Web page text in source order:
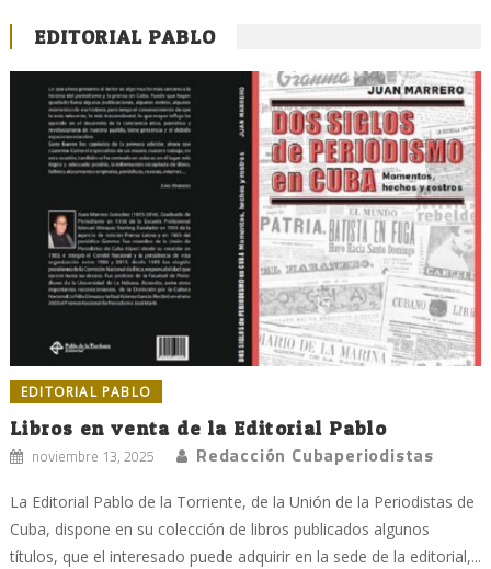
EDITORIAL PABLO
EDITORIAL PABLO
Libros en venta de la Editorial Pablo
noviembre 13, 2025 Redacción Cubaperiodistas
La Editorial Pablo de la Torriente, de la Unión de la Periodistas de
Cuba, dispone en su colección de libros publicados algunos
títulos, que el interesado puede adquirir en la sede de la editorial,...